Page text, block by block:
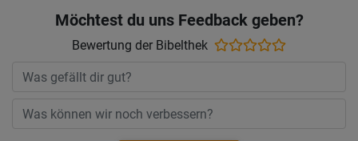
Möchtest du uns Feedback geben?
Bewertung der Bibelthek